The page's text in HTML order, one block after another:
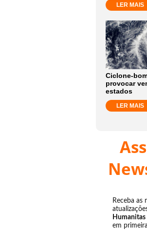
LER MAIS
Ciclone-
provocar
estados
LER MAIS
Receba as
em